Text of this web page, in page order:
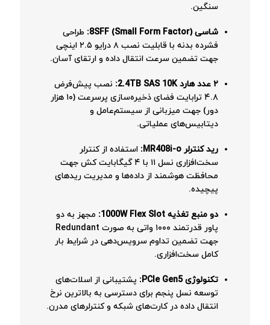
سنگین.
شاسی 8SFF (Small Form Factor):
طراحی
فشرده بدنه با قابلیت نصب ۸ درایو ۲.۵ اینچی
جهت تضمین سرعت انتقال داده و ارتقای آسان.
۲ عدد هارد 2.4TB SAS 10K:
نصب پیش‌فرض
۴.۸ ترابایت فضای ذخیره‌سازی پرسرعت (۱۰ هزار
دور) جهت میزبانی از سیستم‌عامل و
دیتابیس‌های عملیاتی.
رید کنترلر MR408i-o:
استفاده از کنترلر
سخت‌افزاری نسل ۱۱ با ۴ گیگابایت کش جهت
محافظت هوشمند از داده‌ها و مدیریت ریدهای
پیچیده.
دو منبع تغذیه 1000W Flex Slot:
مجهز به دو
پاور قدرتمند ۱۰۰۰ واتی به صورت Redundant
جهت تضمین تداوم سرویس‌دهی در شرایط بار
کامل سخت‌افزاری.
تکنولوژی PCIe Gen5:
پشتیبانی از اسلات‌های
توسعه نسل پنجم برای دسترسی به بالاترین نرخ
انتقال داده در کارت‌های شبکه و کنترلرهای مدرن.